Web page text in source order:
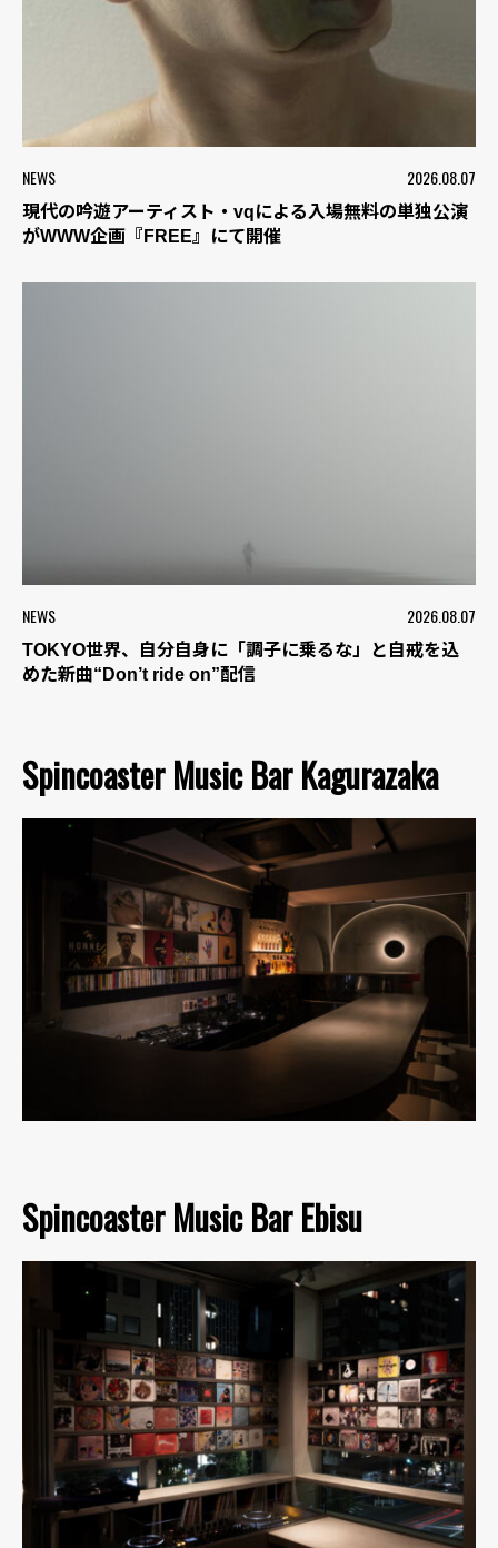
NEWS 2026.08.07
現代の吟遊アーティスト・vqによる入場無料の単独公演
がWWW企画『FREE』にて開催
NEWS 2026.08.07
TOKYO世界、自分自身に「調子に乗るな」と自戒を込
めた新曲“Don’t ride on”配信
Spincoaster Music Bar Kagurazaka
Spincoaster Music Bar Ebisu